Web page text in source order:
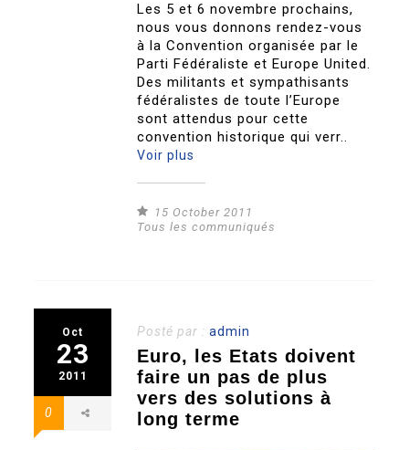
Les 5 et 6 novembre prochains,
nous vous donnons rendez-vous
à la Convention organisée par le
Parti Fédéraliste et Europe United.
Des militants et sympathisants
fédéralistes de toute l’Europe
sont attendus pour cette
convention historique qui verr..
Voir plus
15 October 2011
Tous les communiqués
Oct
23
2011
0
Posté par :admin
Euro, les Etats doivent
faire un pas de plus
vers des solutions à
long terme